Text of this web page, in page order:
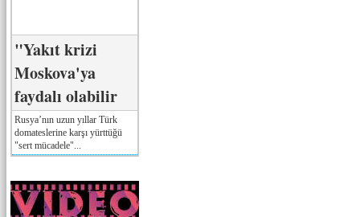
"Yakıt krizi
Moskova'ya
faydalı olabilir
Rusya’nın uzun yıllar Türk
domateslerine karşı yürttüğü
"sert mücadele"...